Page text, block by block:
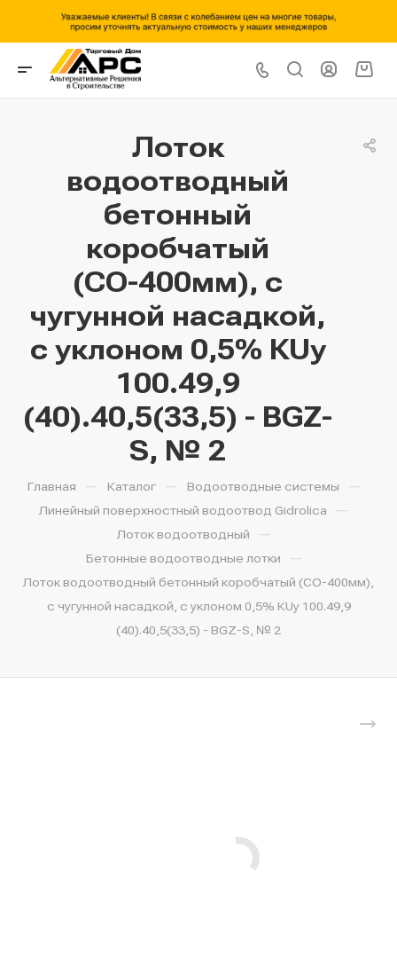
Лоток
водоотводный
бетонный
коробчатый
(СО-400мм), с
чугунной насадкой,
с уклоном 0,5% КUу
100.49,9
(40).40,5(33,5) - BGZ-
S, № 2
Главная — Каталог — Водоотводные системы —
Линейный поверхностный водоотвод Gidrolica —
Лоток водоотводный —
Бетонные водоотводные лотки —
Лоток водоотводный бетонный коробчатый (СО-400мм),
с чугунной насадкой, с уклоном 0,5% КUу 100.49,9
(40).40,5(33,5) - BGZ-S, № 2